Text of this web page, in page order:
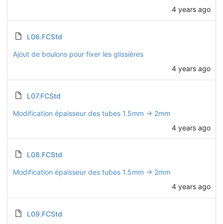
4 years ago
L06.FCStd
Ajout de boulons pour fixer les glissières
4 years ago
L07.FCStd
Modification épaisseur des tubes 1.5mm -> 2mm
4 years ago
L08.FCStd
Modification épaisseur des tubes 1.5mm -> 2mm
4 years ago
L09.FCStd